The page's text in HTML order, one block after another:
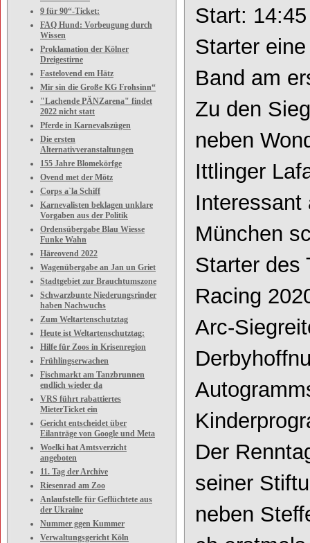
9 für 90“-Ticket:
FAQ Hund: Vorbeugung durch
Wissen
Proklamation der Kölner
Dreigestirne
Fastelovend em Hätz
Mir sin die Große KG Frohsinn“
"Lachende PÄNZarena" findet
2022 nicht statt
Pferde in Karnevalszügen
Die ersten
Alternativveranstaltungen
155 Jahre Blomekörfge
Ovend met der Mötz
Corps a`la Schiff
Karnevalisten beklagen unklare
Vorgaben aus der Politik
Ordensübergabe Blau Wiesse
Funke Wahn
Häreovend 2022
Wagenübergabe an Jan un Griet
Stadtgebiet zur Brauchtumszone
Schwarzbunte Niederungsrinder
haben Nachwuchs
Zum Weltartenschutztag
Heute ist Weltartenschutztag:
Hilfe für Zoos in Krisenregion
Frühlingserwachen
Fischmarkt am Tanzbrunnen
endlich wieder da
VRS führt rabattiertes
MieterTicket ein
Gericht entscheidet über
Eilanträge von Google und Meta
Woelki hat Amtsverzicht
angeboten
11. Tag der Archive
Riesenrad am Zoo
Anlaufstelle für Geflüchtete aus
der Ukraine
Nummer ggen Kummer
Verwaltungsgericht Köln
Start:
Starter
Band am
Zu den
neben
Ittlinger
Interessant
München
Starter des
Racing
Arc-
Derbyhof
Der
seiner
neben